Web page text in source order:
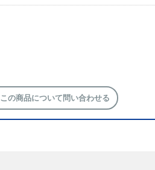
この商品について問い合わせる